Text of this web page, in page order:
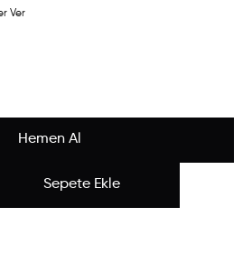
Ver